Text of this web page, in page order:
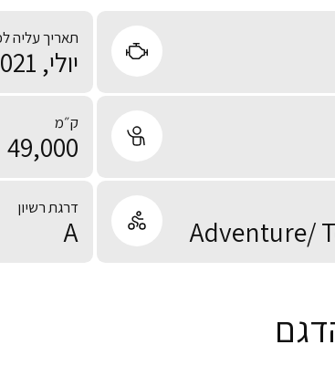
תאריך עליה
יולי, 2021
ק״מ
49,000
Adventure/
דרגת רשיון
A